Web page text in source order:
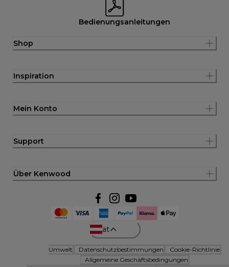
Bedienungsanleitungen
Shop
Inspiration
Mein Konto
Support
Über Kenwood
at
Umwelt Datenschutzbestimmungen
Cookie-Richtlinie
Allgemeine Geschäftsbedingungen